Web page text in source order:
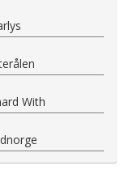
With